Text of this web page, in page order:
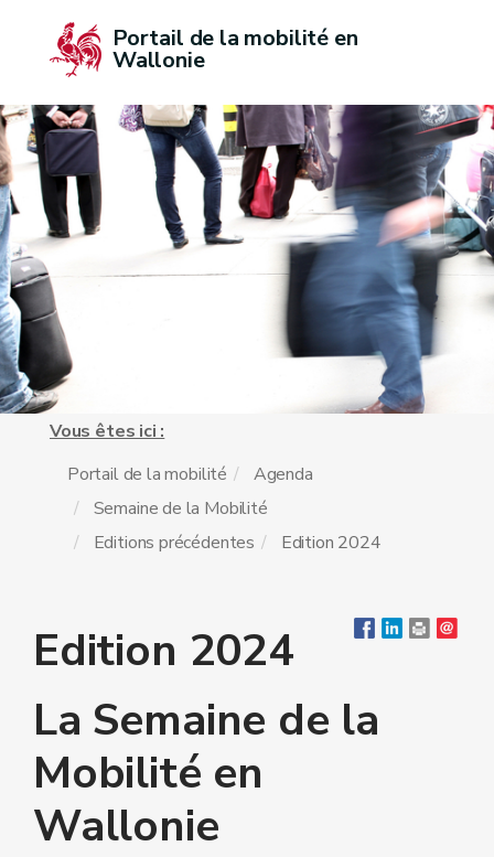
Portail de la mobilité en
Wallonie
Vous êtes ici :
Portail de la mobilité
Agenda
Semaine de la Mobilité
Editions précédentes
Edition 2024
Edition 2024
La Semaine de la
Mobilité en
Wallonie